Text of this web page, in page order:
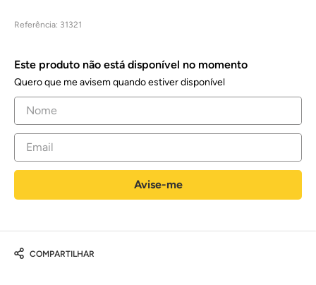
Referência: 31321
Este produto não está disponível no momento
Quero que me avisem quando estiver disponível
COMPARTILHAR